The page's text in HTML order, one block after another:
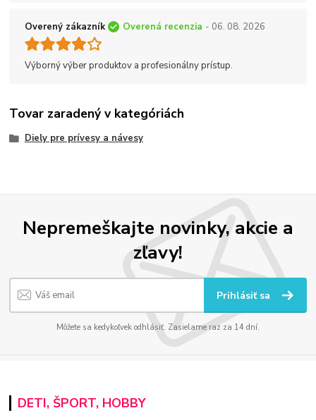
Overený zákazník Overená recenzia - 06. 08. 2026
Výborný výber produktov a profesionálny prístup.
Tovar zaradený v kategóriách
Diely pre prívesy a návesy
Nepremeškajte novinky, akcie a
zľavy!
Prihlásiť sa
Môžete sa kedykoľvek odhlásiť. Zasielame raz za 14 dní.
DETI, ŠPORT, HOBBY